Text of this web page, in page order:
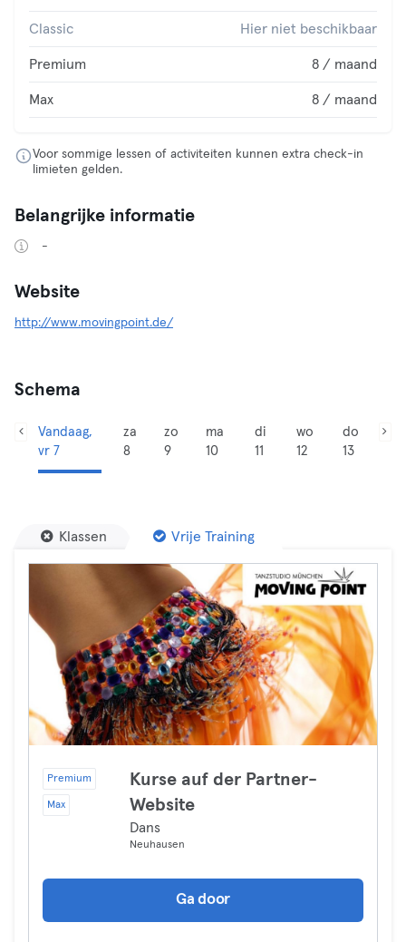
Classic Hier niet beschikbaar
Premium 8 / maand
Max 8 / maand
Voor sommige lessen of activiteiten kunnen extra check-in
limieten gelden.
Belangrijke informatie
-
Website
http://www.movingpoint.de/
Schema
Vandaag,
vr 7
za
8
zo
9
ma
10
di
11
wo
12
do
13
Klassen Vrije Training
Premium
Max
Kurse auf der Partner-
Website
Dans
Neuhausen
Ga door